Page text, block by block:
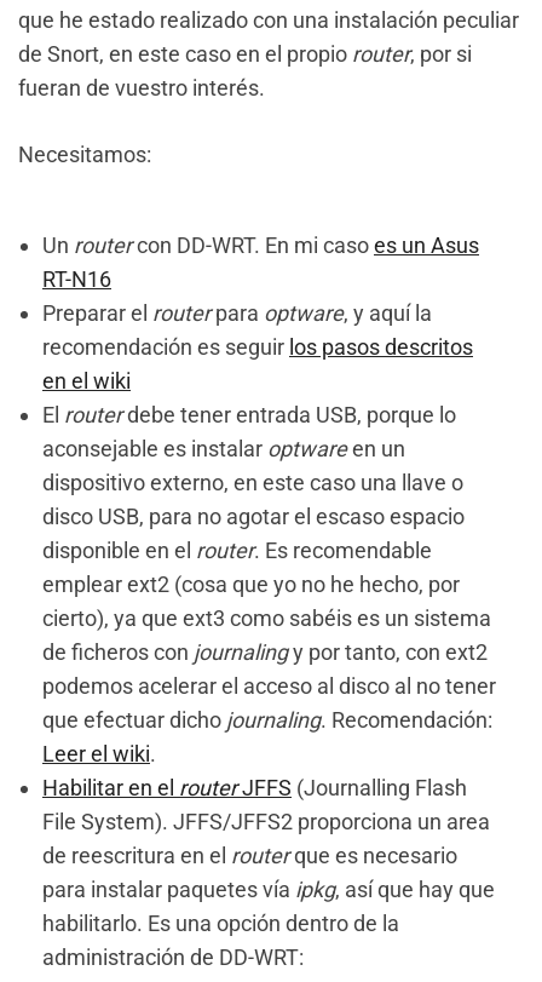
que he estado realizado con una instalación peculiar
de Snort, en este caso en el propio router, por si
fueran de vuestro interés.
Necesitamos:
Un routercon DD-WRT. En mi casoes un Asus
RT-N16
Preparar el routerpara optware, y aquí la
recomendación es seguir los pasos descritos
en el wiki
El routerdebe tener entrada USB, porque lo
aconsejable es instalar optwareen un
dispositivo externo, en este caso una llave o
disco USB, para no agotar el escaso espacio
disponible en el router. Es recomendable
emplear ext2 (cosa que yo no he hecho, por
cierto), ya que ext3 como sabéis es un sistema
de ficheros con journalingy por tanto, con ext2
podemos acelerar el acceso al disco al no tener
que efectuar dicho journaling. Recomendación:
Leer el wiki.
Habilitar en el routerJFFS (Journalling Flash
File System). JFFS/JFFS2 proporciona un area
de reescritura en el routerque es necesario
para instalar paquetes vía ipkg, así que hay que
habilitarlo. Es una opción dentro de la
administración de DD-WRT: